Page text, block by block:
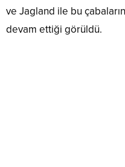
ve Jagland ile bu
devam ettiği görüldü.